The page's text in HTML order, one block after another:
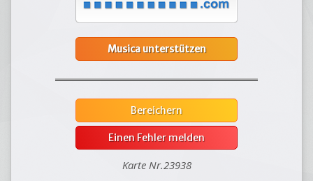
Musica unterstützen
Bereichern
Einen Fehler melden
Karte Nr.23938